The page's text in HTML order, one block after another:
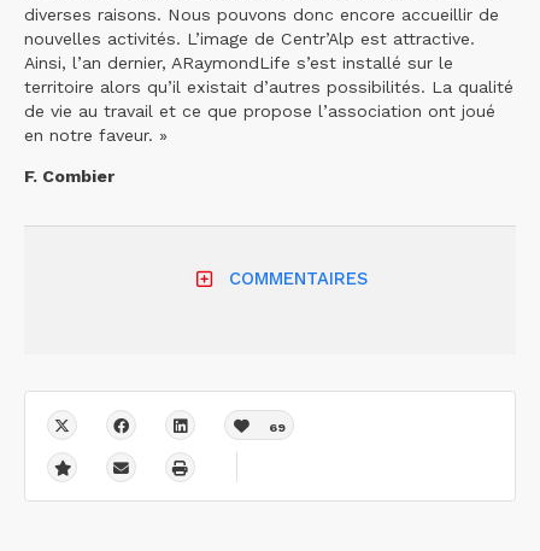
diverses raisons. Nous pouvons donc encore accueillir de
nouvelles activités. L’image de Centr’Alp est attractive.
Ainsi, l’an dernier, ARaymondLife s’est installé sur le
territoire alors qu’il existait d’autres possibilités. La qualité
de vie au travail et ce que propose l’association ont joué
en notre faveur. »
F. Combier
COMMENTAIRES
69